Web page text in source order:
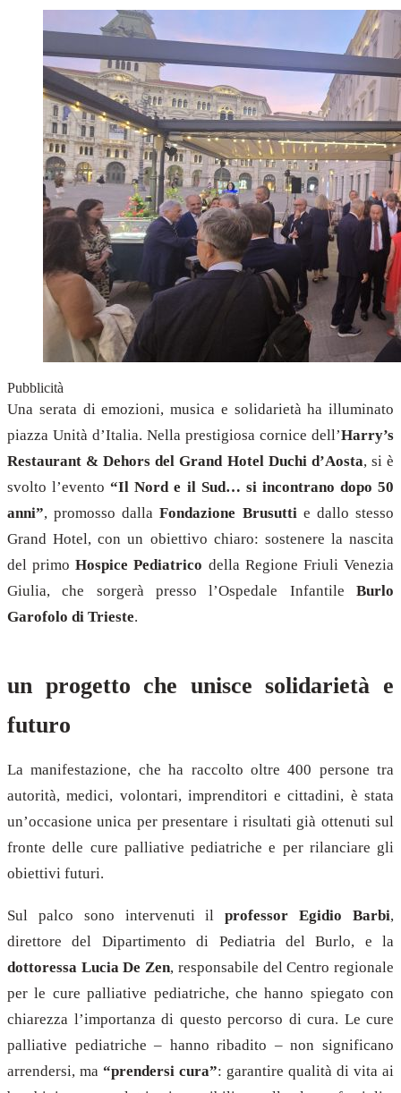
Pubblicità
Una serata di emozioni, musica e solidarietà ha illuminato
piazza Unità d’Italia. Nella prestigiosa cornice dell’Harry’s
Restaurant & Dehors del Grand Hotel Duchi d’Aosta, si è
svolto l’evento“Il Nord e il Sud… si incontrano dopo 50
anni”, promosso dallaFondazione Brusuttie dallo stesso
Grand Hotel, con un obiettivo chiaro: sostenere la nascita
del primoHospice Pediatrico della Regione Friuli Venezia
Giulia, che sorgerà presso l’Ospedale Infantile Burlo
Garofolo di Trieste.
un progetto che unisce solidarietà e
futuro
La manifestazione, che ha raccolto oltre 400 persone tra
autorità, medici, volontari, imprenditori e cittadini, è stata
un’occasione unica per presentare i risultati già ottenuti sul
fronte delle cure palliative pediatriche e per rilanciare gli
obiettivi futuri.
Sul palco sono intervenuti ilprofessor Egidio Barbi,
direttore del Dipartimento di Pediatria del Burlo, e la
dottoressa Lucia De Zen, responsabile del Centro regionale
per le cure palliative pediatriche, che hanno spiegato con
chiarezza l’importanza di questo percorso di cura. Le cure
palliative pediatriche – hanno ribadito – non significano
arrendersi, ma “prendersi cura”: garantire qualità di vita ai